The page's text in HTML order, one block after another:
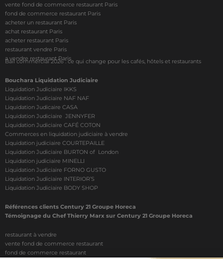
vente fond de commerce restaurant Paris
fond de commerce restaurant Paris
acheter un restaurant Paris
achat restaurant Paris
acheter restaurant Paris
restaurant vendre Paris
a vendre restaurant Paris
Bail commercial 2026 : ce qui change pour les cafés, hôtels et restaurants
Bouchara Liquidation Judiciaire
Liquidation Judiciaire IKKS
Liquidation Judiciaire NAF NAF
Liquidation Judicaire CASA
Liquidation Judiciaire JENNYFER
Liquidation Judiciaire CAFÉ COTON
Commerces en liquidation judiciaire à vendre
Liquidation judiciaire COURTEPAILLE
Liquidation Judiciaire BURTON of London
Liquidation judiciaire MINELLI
Liquidation Judiciaire FORNO GUSTO
Liquidation Judiciaire INTERIOR’S
Liquidation Judiciaire BODY SHOP
Références clients Century 21 Groupe Horeca
Témoignage du Chef Thierry Marx sur Century 21 Groupe Horeca
restaurant à vendre
vente fond de commerce restaurant
fond de commerce restaurant